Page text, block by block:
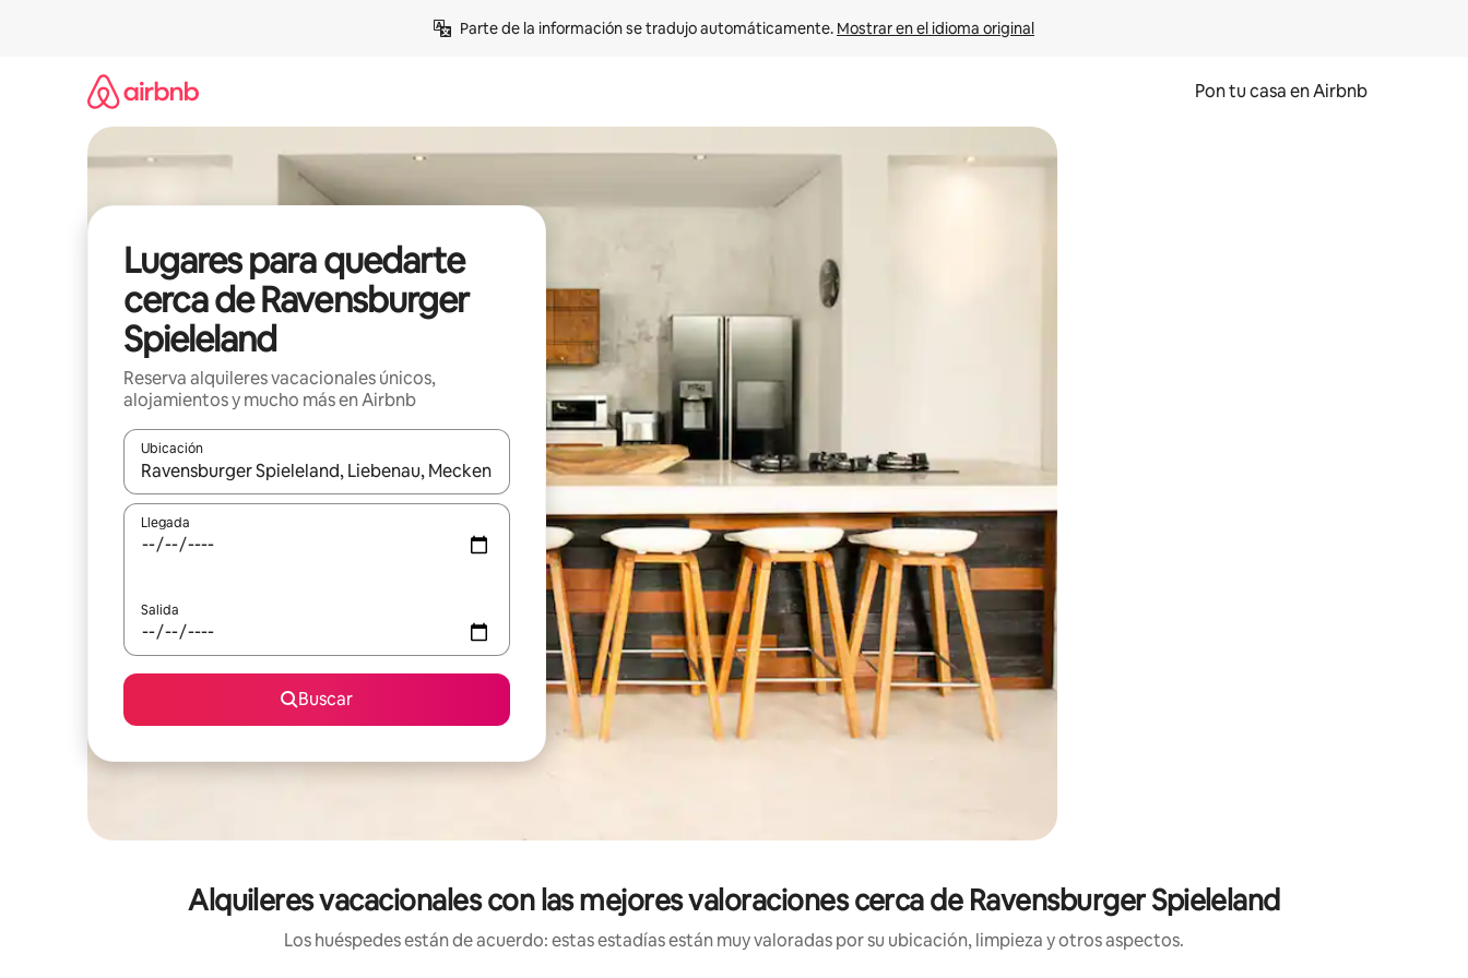
Parte de la información se tradujo automáticamente. Mostrar en el idioma original
Pon tu casa en Airbnb
Lugares para quedarte
cerca de Ravensburger
Spieleland
Reserva alquileres vacacionales únicos,
alojamientos y mucho más en Airbnb
Ubicación
Cuando los resultados estén disponibles, navega con las teclas de flecha hacia arriba y hacia abajo o explora con el tacto o desliza el dedo.
Llegada
Salida
Buscar
Alquileres vacacionales con las mejores valoraciones cerca de Ravensburger Spieleland
Los huéspedes están de acuerdo: estas estadías están muy valoradas por su ubicación, limpieza y otros aspectos.